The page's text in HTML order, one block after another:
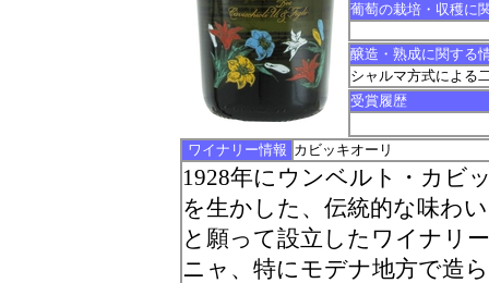
葡萄の栽培・収穫に
醸造・熟成に関する
シャルマ方式による
受賞履歴
ワイナリー情報 カビッキオーリ
1928年にウンベルト・カビ
を生かした、伝統的な味わ
と願って設立したワイナリ
ニャ、特にモデナ地方で造